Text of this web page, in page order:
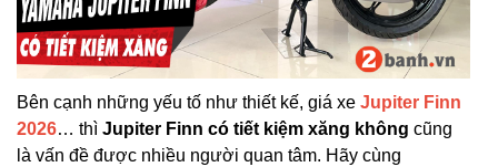
Bên cạnh những yếu tố như thiết kế, giá xe Jupiter Finn
2026… thì Jupiter Finn có tiết kiệm xăng không cũng
là vấn đề được nhiều người quan tâm. Hãy cùng